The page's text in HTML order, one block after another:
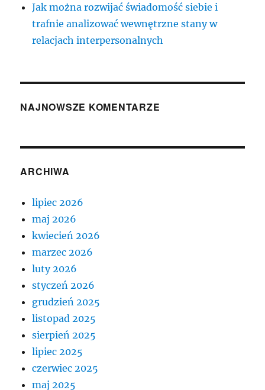
Jak można rozwijać świadomość siebie i
trafnie analizować wewnętrzne stany w
relacjach interpersonalnych
NAJNOWSZE KOMENTARZE
ARCHIWA
lipiec 2026
maj 2026
kwiecień 2026
marzec 2026
luty 2026
styczeń 2026
grudzień 2025
listopad 2025
sierpień 2025
lipiec 2025
czerwiec 2025
maj 2025